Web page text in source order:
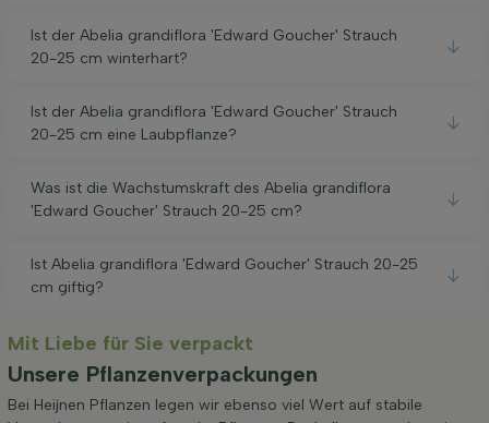
Ist der Abelia grandiflora 'Edward Goucher' Strauch
20-25 cm winterhart?
Ist der Abelia grandiflora 'Edward Goucher' Strauch
20-25 cm eine Laubpflanze?
Was ist die Wachstumskraft des Abelia grandiflora
'Edward Goucher' Strauch 20-25 cm?
Ist Abelia grandiflora 'Edward Goucher' Strauch 20-25
cm giftig?
Mit Liebe für Sie verpackt
Unsere Pflanzenverpackungen
Bei Heijnen Pflanzen legen wir ebenso viel Wert auf stabile